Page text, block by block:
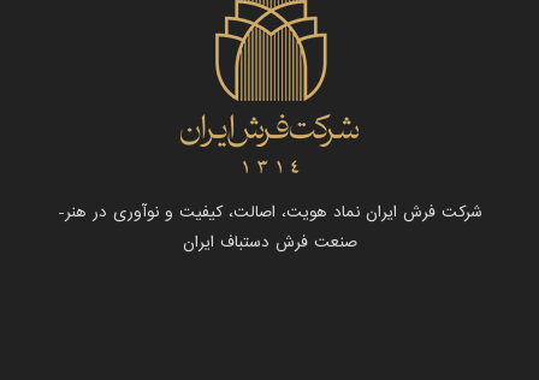
شرکت فرش ایران نماد هویت، اصالت، کیفیت و نوآوری در هنر-
صنعت فرش دستباف ایران